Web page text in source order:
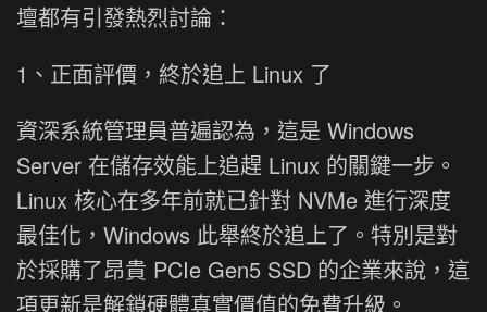
壇都有引發熱烈討論：
1、正面評價，終於追上 Linux 了
資深系統管理員普遍認為，這是 Windows
Server 在儲存效能上追趕 Linux 的關鍵一步。
Linux 核心在多年前就已針對 NVMe 進行深度
最佳化，Windows 此舉終於追上了。特別是對
於採購了昂貴 PCIe Gen5 SSD 的企業來說，這
項更新是解鎖硬體真實價值的免費升級。